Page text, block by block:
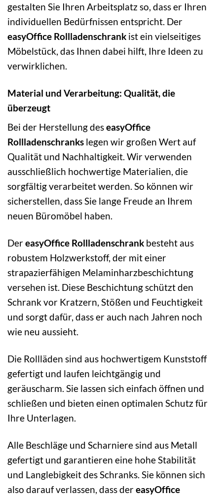
gestalten Sie Ihren Arbeitsplatz so, dass er Ihren
individuellen Bedürfnissen entspricht. Der
easyOffice Rollladenschrank ist ein vielseitiges
Möbelstück, das Ihnen dabei hilft, Ihre Ideen zu
verwirklichen.
Material und Verarbeitung: Qualität, die
überzeugt
Bei der Herstellung deseasyOffice
Rollladenschranks legen wir großen Wert auf
Qualität und Nachhaltigkeit. Wir verwenden
ausschließlich hochwertige Materialien, die
sorgfältig verarbeitet werden. So können wir
sicherstellen, dass Sie lange Freude an Ihrem
neuen Büromöbel haben.
DereasyOffice Rollladenschrank besteht aus
robustem Holzwerkstoff, der mit einer
strapazierfähigen Melaminharzbeschichtung
versehen ist. Diese Beschichtung schützt den
Schrank vor Kratzern, Stößen und Feuchtigkeit
und sorgt dafür, dass er auch nach Jahren noch
wie neu aussieht.
Die Rollläden sind aus hochwertigem Kunststoff
gefertigt und laufen leichtgängig und
geräuscharm. Sie lassen sich einfach öffnen und
schließen und bieten einen optimalen Schutz für
Ihre Unterlagen.
Alle Beschläge und Scharniere sind aus Metall
gefertigt und garantieren eine hohe Stabilität
und Langlebigkeit des Schranks. Sie können sich
also darauf verlassen, dass dereasyOffice